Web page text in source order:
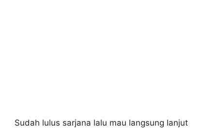
Sudah lulus sarjana lalu mau langsung lanjut